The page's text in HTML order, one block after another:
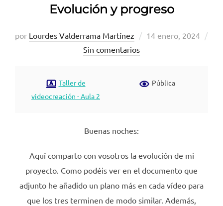
Evolución y progreso
por Lourdes Valderrama Martínez
Publicado
14 enero, 2024
Sin comentarios
Taller de
videocreación - Aula 2
Pública
Buenas noches:
Aquí comparto con vosotros la evolución de mi
proyecto. Como podéis ver en el documento que
adjunto he añadido un plano más en cada vídeo para
que los tres terminen de modo similar. Además,